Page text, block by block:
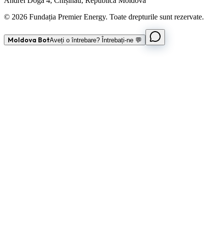
© 2026 Fundația Premier Energy. Toate drepturile sunt rezervate.
Moldova BotAveți o întrebare? Întrebați-ne 💬